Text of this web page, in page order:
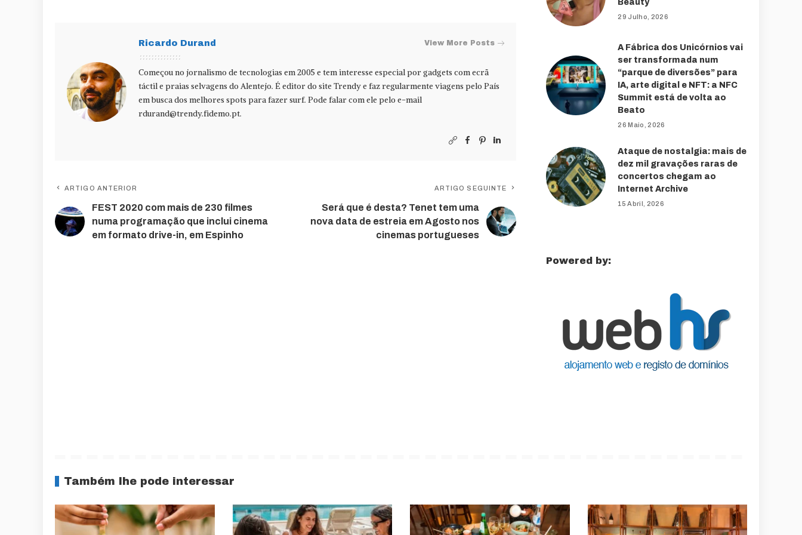
Ricardo Durand View More Posts
Começou no jornalismo de tecnologias em 2005 e tem interesse especial por gadgets com ecrã
táctil e praias selvagens do Alentejo. É editor do site Trendy e faz regularmente viagens pelo País
em busca dos melhores spots para fazer surf. Pode falar com ele pelo e-mail
rdurand@trendy.fidemo.pt.
ARTIGO ANTERIOR
FEST 2020 com mais de 230 filmes
numa programação que inclui cinema
em formato drive-in, em Espinho
ARTIGO SEGUINTE
Será que é desta? Tenet tem uma
nova data de estreia em Agosto nos
cinemas portugueses
Beauty
29 Julho, 2026
A Fábrica dos Unicórnios vai
ser transformada num
“parque de diversões” para
IA, arte digital e NFT: a NFC
Summit está de volta ao
Beato
26 Maio, 2026
Ataque de nostalgia: mais de
dez mil gravações raras de
concertos chegam ao
Internet Archive
15 Abril, 2026
Powered by:
Também lhe pode interessar